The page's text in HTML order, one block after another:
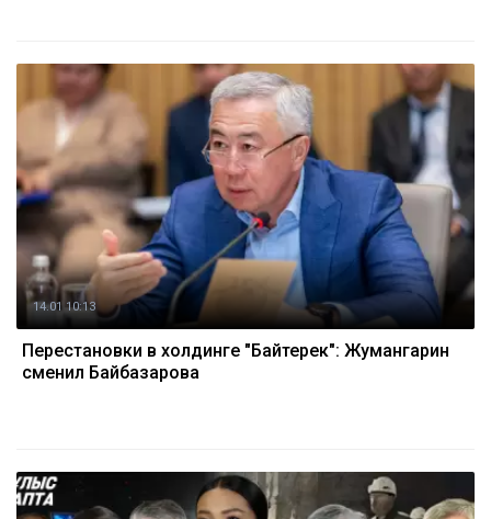
14.01 10:13
Перестановки в холдинге "Байтерек": Жумангарин
сменил Байбазарова